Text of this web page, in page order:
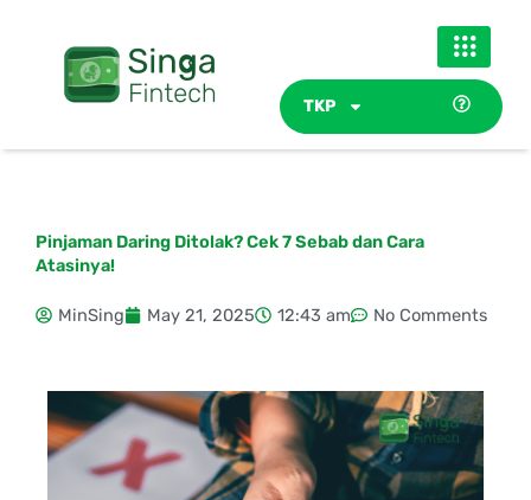
TKP
Pinjaman Daring Ditolak? Cek 7 Sebab dan Cara
Atasinya!
MinSing May 21, 2025 12:43 am No Comments